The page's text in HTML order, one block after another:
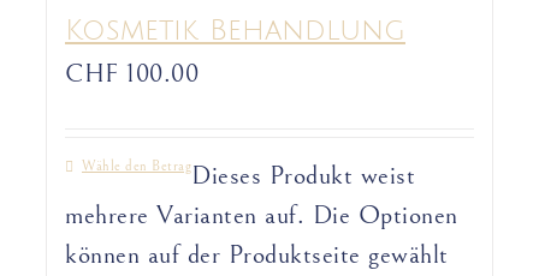
Kosmetik Behandlung
CHF 100.00
Wähle den BetragDieses Produkt weist
mehrere Varianten auf. Die Optionen
können auf der Produktseite gewählt